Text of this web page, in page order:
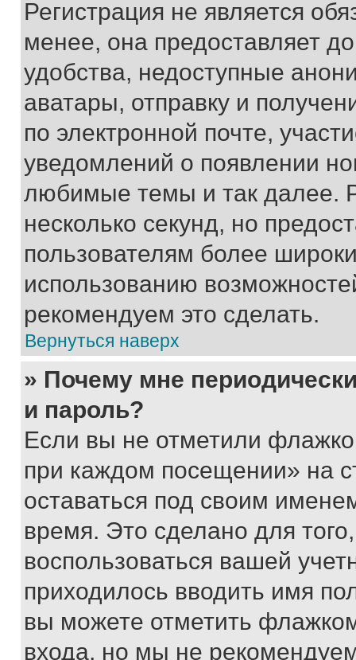
Регистрация не является
менее, она предоставляет
удобства, недоступные
аватары, отправку и
по электронной почте,
уведомлений о появлении
любимые темы и так далее.
несколько секунд, но
пользователям более
использованию
рекомендуем это сделать.
Вернуться наверх
» Почему мне
и пароль?
Если вы не отметили
при каждом посещении» на
оставаться под своим
время. Это сделано для
воспользоваться вашей
приходилось вводить имя
вы можете отметить
входа, но мы не